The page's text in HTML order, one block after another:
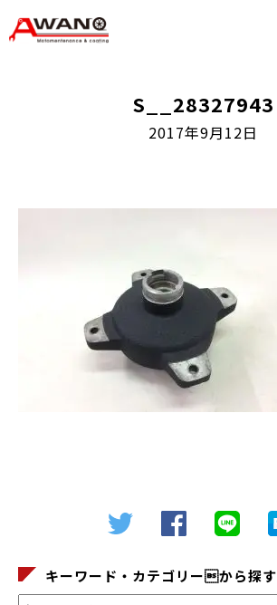
S__28327943
2017年9月12日
キーワード・カテゴリーから探す